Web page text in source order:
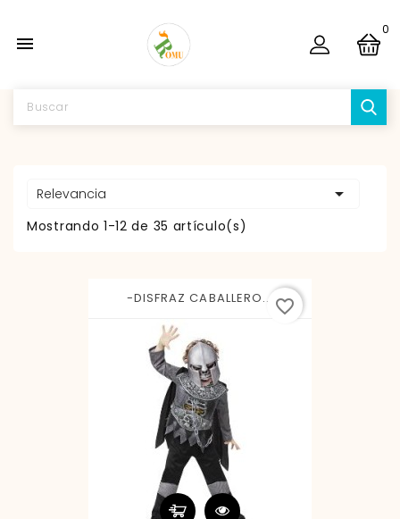

0
Relevancia 
Mostrando 1-12 de 35 artículo(s)
-DISFRAZ CABALLERO... favorite_border